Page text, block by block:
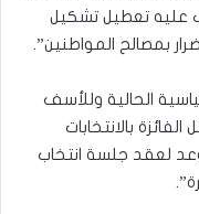
عليه تعطيل تشكيل
بمصالح المواطنين”.
الحالية وللأسف
بالانتخابات
لعقد جلسة انتخاب